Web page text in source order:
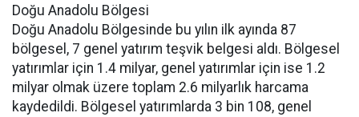
Doğu Anadolu Bölgesi
Doğu Anadolu Bölgesinde bu yılın ilk ayında 87
bölgesel, 7 genel yatırım teşvik belgesi aldı. Bölgesel
yatırımlar için 1.4 milyar, genel yatırımlar için ise 1.2
milyar olmak üzere toplam 2.6 milyarlık harcama
kaydedildi. Bölgesel yatırımlarda 3 bin 108, genel